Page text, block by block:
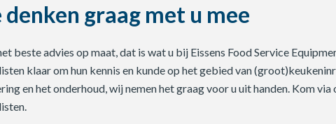
denken graag met u mee
beste advies op maat, dat is wat u bij Eissens Food Service
klaar om hun kennis en kunde op het gebied van
en het onderhoud, wij nemen het graag voor u uit handen. Kom